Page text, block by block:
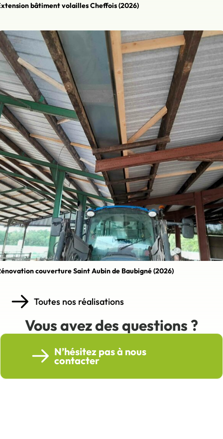
bâtiment volailles Cheffois (2026)
couverture Saint Aubin de Baubigné (2026)
Toutes nos réalisations
Vous avez des questions ?
N’hésitez pas à nous
contacter